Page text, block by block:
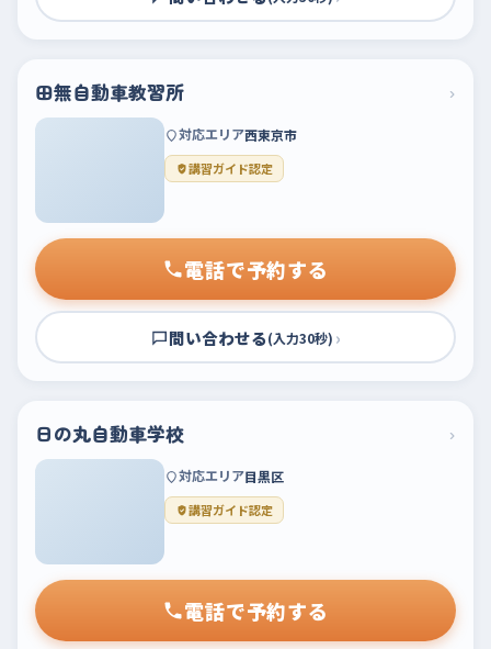
田無自動車教習所 ›
対応エリア西東京市
講習ガイド認定
電話で予約する
問い合わせる(入力30秒) ›
日の丸自動車学校 ›
対応エリア目黒区
講習ガイド認定
電話で予約する